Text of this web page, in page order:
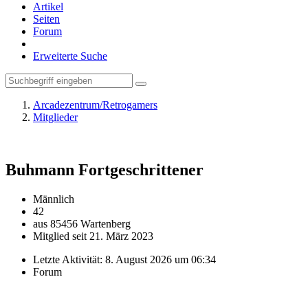
Artikel
Seiten
Forum
Erweiterte Suche
Arcadezentrum/Retrogamers
Mitglieder
Buhmann Fortgeschrittener
Männlich
42
aus 85456 Wartenberg
Mitglied seit 21. März 2023
Letzte Aktivität: 8. August 2026 um 06:34
Forum